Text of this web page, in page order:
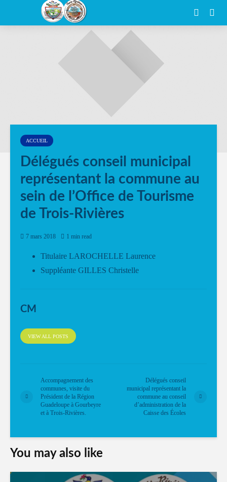
ACCUEIL
Délégués conseil municipal
représentant la commune au
sein de l’Office de Tourisme
de Trois-Rivières
7 mars 2018 1 min read
Titulaire LAROCHELLE Laurence
Suppléante GILLES Christelle
CM
VIEW ALL POSTS
Accompagnement des
communes, visite du
Président de la Région
Guadeloupe à Gourbeyre
et à Trois-Rivières.
Délégués conseil
municipal représentant la
commune au conseil
d’administration de la
Caisse des Écoles
You may also like